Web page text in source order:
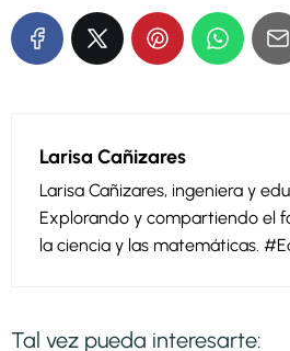
Larisa Cañizares
Larisa Cañizares, ingeniera y
Explorando y compartiendo el
la ciencia y las matemáticas.
Tal vez pueda interesarte: